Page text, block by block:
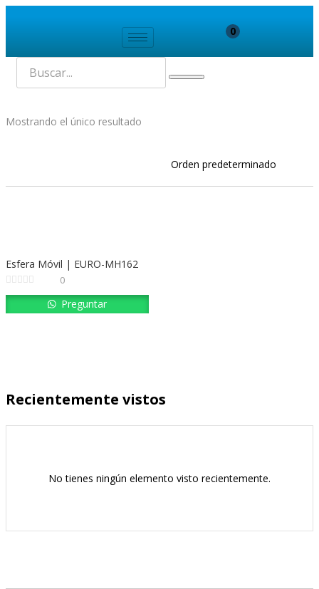
0
Mostrando el único resultado
Esfera Móvil | EURO-MH162
0
Preguntar
Recientemente vistos
No tienes ningún elemento visto recientemente.